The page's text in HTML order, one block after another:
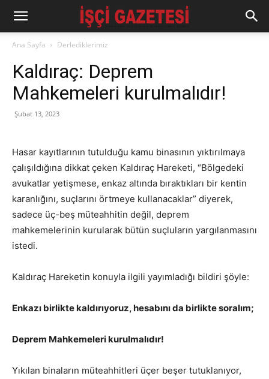
Ana Sayfa Derlediklerimiz
Kaldıraç: Deprem
Mahkemeleri kurulmalıdır!
Şubat 13, 2023
Hasar kayıtlarının tutulduğu kamu binasının yıktırılmaya
çalışıldığına dikkat çeken Kaldıraç Hareketi, “Bölgedeki
avukatlar yetişmese, enkaz altında bıraktıkları bir kentin
karanlığını, suçlarını örtmeye kullanacaklar” diyerek,
sadece üç-beş müteahhitin değil, deprem
mahkemelerinin kurularak bütün suçluların yargılanmasını
istedi.
Kaldıraç Hareketin konuyla ilgili yayımladığı bildiri şöyle:
Enkazı birlikte kaldırıyoruz, hesabını da birlikte soralım;
Deprem Mahkemeleri kurulmalıdır!
Yıkılan binaların müteahhitleri üçer beşer tutuklanıyor,